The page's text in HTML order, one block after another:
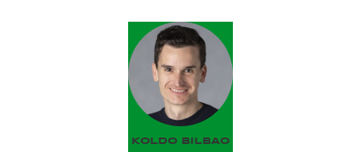
KOLDO BILBAO